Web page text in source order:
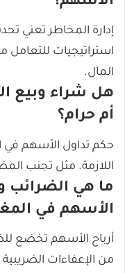
إدارة المخاطر تعني
استراتيجيات
المال.
هل شراء وبيع
أم حرام؟
حكم تداول الأسهم في
اللازمة. مثل تجنب
ما هي الضرائب
الأسهم في
أرباح الأسهم تخضع
من الإعفاءات الضريبية